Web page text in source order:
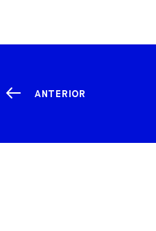
ANTERIOR